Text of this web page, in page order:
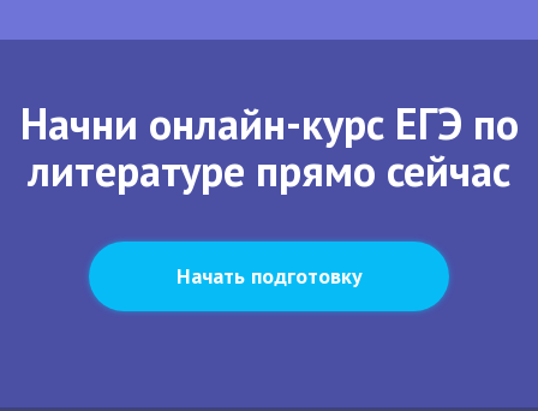
Начни онлайн-курс ЕГЭ по
литературе прямо сейчас
Начать подготовку